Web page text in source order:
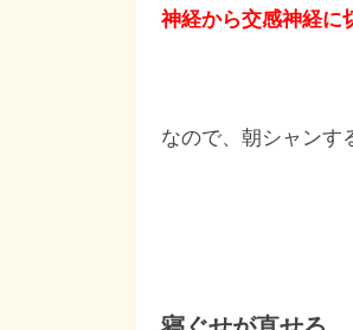
神経から交感神経に
なので、朝シャンす